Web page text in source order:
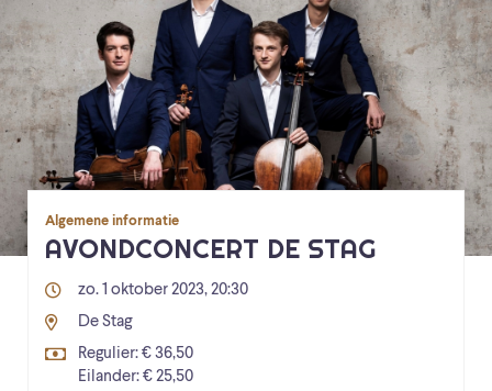
Algemene informatie
AVONDCONCERT DE STAG
zo. 1 oktober 2023, 20:30
De Stag
Regulier: € 36,50
Eilander: € 25,50